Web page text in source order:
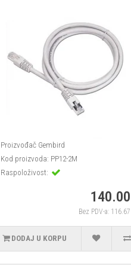
ProizvođačGembird
Kod proizvoda: PP12-2M
Raspoloživost:
140.00
Bez PDV-a: 116.67
DODAJ U KORPU